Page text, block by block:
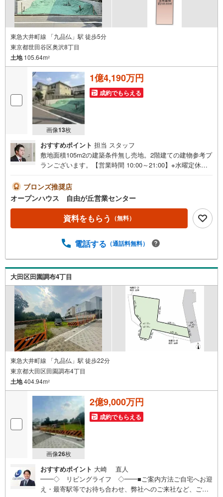
東急大井町線 「九品仏」駅 徒歩5分
東京都世田谷区奥沢8丁目
土地105.64m2
画像13枚
1億4,190万円
成約でもらえる
おすすめポイント 担当 スタッフ
敷地面積105m2の建築条件無し売地。2階建ての建物参考プ
ランございます。【営業時間 10:00～21:00】※水曜定休上
軽にご連絡ください！現地を見学される場合は「室内・現
地を見学する（無料）」ボタンよりご希望の日時をご記入
いただけますとスムーズにご案内が可能です。◎現地のご
案内について・平日や夜遅い時間帯もご案内が可能 ※定休
日を除く・経験豊富なスタッフが物件詳細を丁寧にご説明
で送迎します。・チャイルドシートのご用意ございます。
いう方も大歓迎です！年間8000棟以上の限定物件を発表し
ているオープンハウスだから出会える物件が多数ございま
す。ぜひお気軽にご連絡・ご相談ください！※限定物件:当
社のみ、もしくは当社を含めた数社でのみご紹介可能なオ
ープンハウス・ディベロップメントの物件
ブロンズ推奨店
オープンハウス 自由が丘営業センター
資料をもらう （無料）
電話する （通話料無料）
大田区田園調布4丁目
東急大井町線 「九品仏」駅 徒歩22分
東京都大田区田園調布4丁目
土地404.94m2
画像26枚
2億9,000万円
成約でもらえる
おすすめポイント 大崎 直人
━━◇ リビングライフ ◇━━■ご案内方法ご自宅へお迎
え・最寄駅等でお待ち合わせ、弊社へのご来社など、ご相